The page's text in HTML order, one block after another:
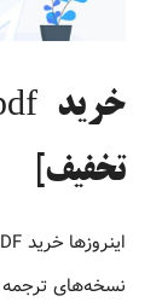
تخفیف]
نسخه‌های ترجمه